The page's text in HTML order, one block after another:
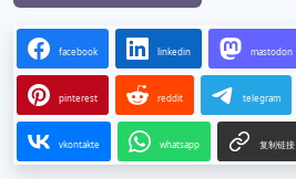
facebook linkedin mastodon
pinterest reddit telegram
vkontakte whatsapp 复制链接